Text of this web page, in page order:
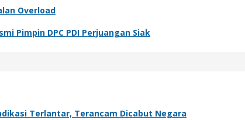
Overload
Pimpin DPC PDI Perjuangan Siak
Terlantar, Terancam Dicabut Negara